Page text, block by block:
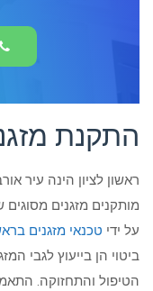
התקנת
ראשון לציון הינה עיר
מותקנים מזגנים מסוגים
על ידי טכנאי מזגנים
ביטוי הן בייעוץ לגבי
הטיפול והתחזוקה.